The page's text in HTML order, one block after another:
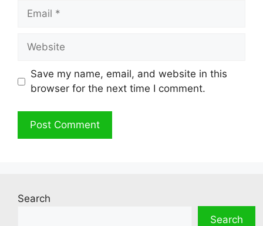
Email
Website
Save my name, email, and website in this
browser for the next time I comment.
Search
Search